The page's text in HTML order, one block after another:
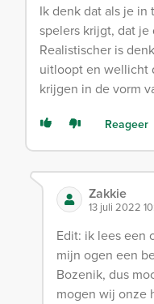
Ik denk dat als je
spelers krijgt, dat
Realistischer is
uitloopt en wellicht
krijgen in de vorm
Reageer
Zakkie
13 juli 2022
Edit: ik lees een
mijn ogen een
Bozenik, dus
mogen wij onze